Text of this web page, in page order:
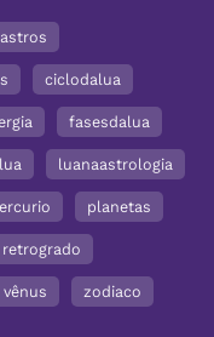
astros
ciclodalua
fasesdalua
lua luanaastrologia
planetas
retrogrado
vênus zodiaco